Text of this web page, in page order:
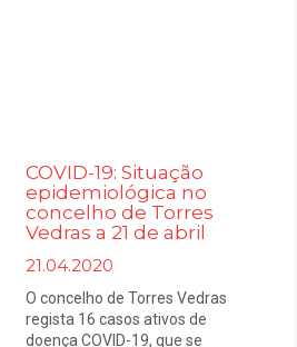
COVID-19: Situação
epidemiológica no
concelho de Torres
Vedras a 21 de abril
21.04.2020
O concelho de Torres Vedras
regista 16 casos ativos de
doença COVID-19, que se